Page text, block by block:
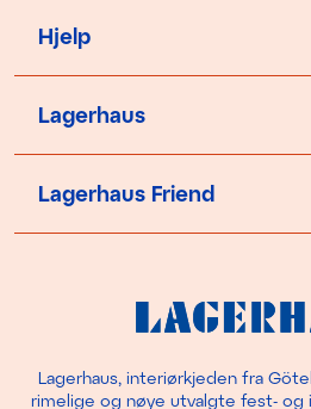
Hjelp
Lagerhaus
Lagerhaus Friend
Lagerhaus, interiørkjeden fra
rimelige og nøye utvalgte fest- og